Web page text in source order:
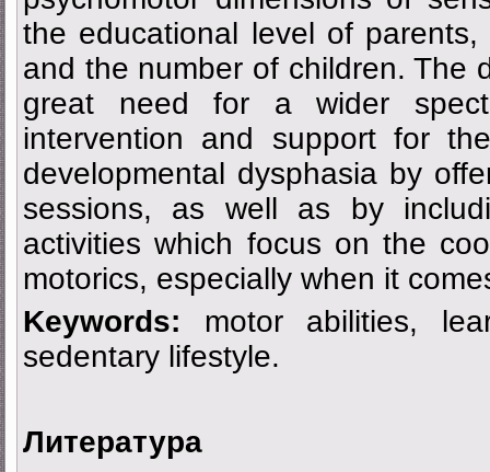
the educational level of
and the number of children. The
great need for a wider
intervention and support for
developmental dysphasia by
sessions, as well as by
activities which focus on the
motorics, especially when it
Keywords: motor abilities,
sedentary lifestyle.
Литература